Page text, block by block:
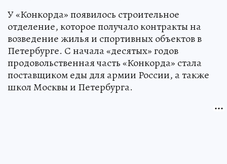
У «Конкорда» появилось строительное
отделение, которое получало контракты на
возведение жилья и спортивных объектов в
Петербурге. С начала «десятых» годов
продовольственная часть «Конкорда» стала
поставщиком еды для армии России, а также
школ Москвы и Петербурга.